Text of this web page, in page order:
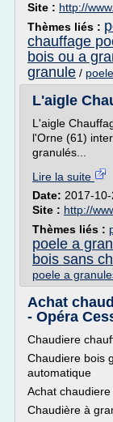
Site : http://
Thèmes liés :
chauffage
bois ou a
granule /
L'aigle
L'aigle
l'Orne (61)
granulés...
Lire la suite
Date: 2017-
Site : http://
Thèmes liés :
poele a
bois sans
poele a
Achat
- Opéra
Chaudiere
Chaudiere bois
automatique
Achat
Chaudière à